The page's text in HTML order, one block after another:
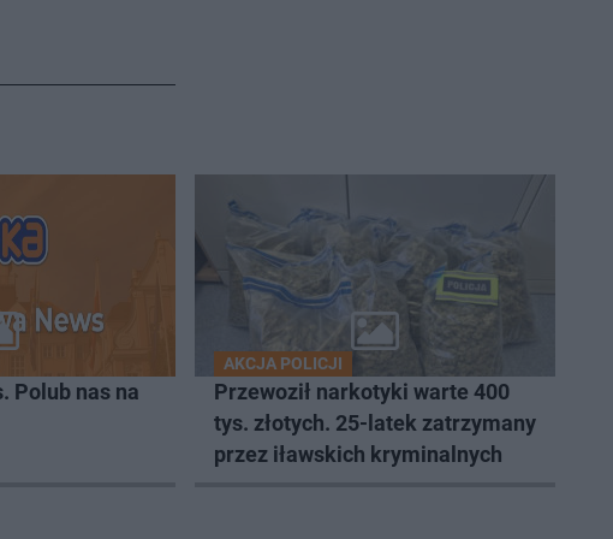
Polub nas na
AKCJA POLICJI
Przewoził narkotyki warte 400
tys. złotych. 25-latek zatrzymany
przez iławskich kryminalnych